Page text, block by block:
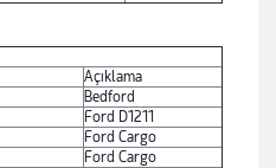
Açıklama
Bedford
Ford D1211
Ford Cargo
Ford Cargo